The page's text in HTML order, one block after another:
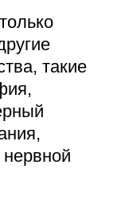
такие